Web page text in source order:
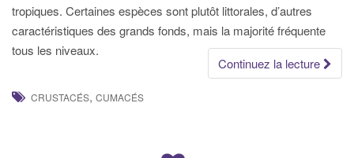
tropiques. Certaines espèces sont plutôt littorales, d’autres
caractéristiques des grands fonds, mais la majorité fréquente
tous les niveaux.
Continuez la lecture
CRUSTACÉS, CUMACÉS